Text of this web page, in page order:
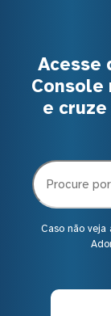
Acesse
Console
e
Caso não veja